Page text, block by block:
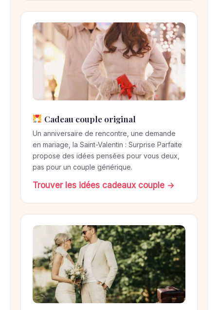
Cadeau couple original
Un anniversaire de rencontre, une demande
en mariage, la Saint-Valentin : Surprise Parfaite
propose des idées pensées pour vous deux,
pas pour un couple générique.
Trouver les idées cadeaux couple →